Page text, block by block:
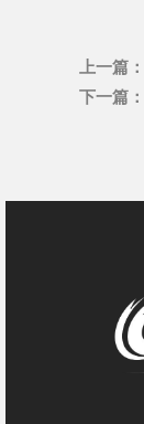
上一篇：
下一篇：